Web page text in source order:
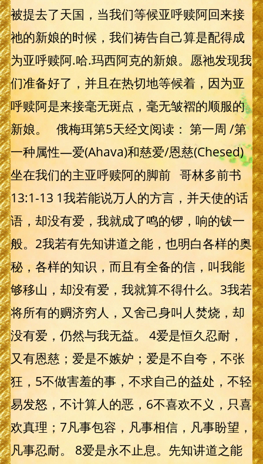
被提去了天国，当我们等候亚呼赎阿回来接
祂的新娘的时候，我们祷告自己算是配得成
为亚呼赎阿.哈.玛西阿克的新娘。愿祂发现我
们准备好了，并且在热切地等候着，因为亚
呼赎阿是来接毫无斑点，毫无皱褶的顺服的
新娘。 俄梅珥第5天经文阅读： 第一周 /第
一种属性—爱(Ahava)和慈爱/恩慈(Chesed)
坐在我们的主亚呼赎阿的脚前 哥林多前书
13:1-13 1我若能说万人的方言，并天使的话
语，却没有爱，我就成了鸣的锣，响的钹一
般。2我若有先知讲道之能，也明白各样的奥
秘，各样的知识，而且有全备的信，叫我能
够移山，却没有爱，我就算不得什么。3我若
将所有的赒济穷人，又舍己身叫人焚烧，却
没有爱，仍然与我无益。 4爱是恒久忍耐，
又有恩慈；爱是不嫉妒；爱是不自夸，不张
狂，5不做害羞的事，不求自己的益处，不轻
易发怒，不计算人的恶，6不喜欢不义，只喜
欢真理；7凡事包容，凡事相信，凡事盼望，
凡事忍耐。 8爱是永不止息。先知讲道之能